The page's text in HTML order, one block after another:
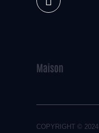
Maison
COPYRIGHT © 2024